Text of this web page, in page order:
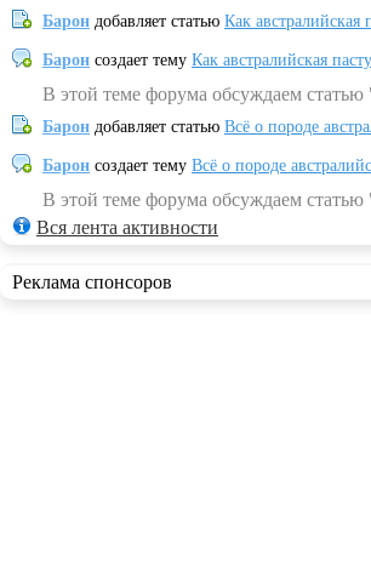
Барон добавляет статью Как австралийская
Барон создает тему Как австралийская
В этой теме форума обсуждаем статью
Барон добавляет статью Всё о породе
Барон создает тему Всё о породе
В этой теме форума обсуждаем статью
Вся лента активности
Реклама спонсоров